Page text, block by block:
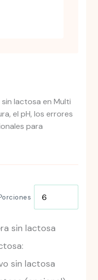
lactosa en Multi
el pH, los errores
para
sin lactosa
sin lactosa